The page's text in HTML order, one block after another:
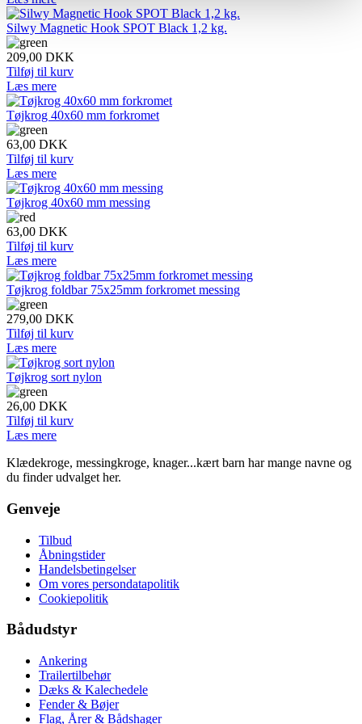
Silwy Magnetic Hook SPOT Black 1,2 kg.
209,00 DKK
Tilføj til kurv
Læs mere
Tøjkrog 40x60 mm forkromet
63,00 DKK
Tilføj til kurv
Læs mere
Tøjkrog 40x60 mm messing
63,00 DKK
Tilføj til kurv
Læs mere
Tøjkrog foldbar 75x25mm forkromet messing
279,00 DKK
Tilføj til kurv
Læs mere
Tøjkrog sort nylon
26,00 DKK
Tilføj til kurv
Læs mere
Klædekroge, messingkroge, knager...kært barn har mange navne og
du finder udvalget her.
Genveje
Tilbud
Åbningstider
Handelsbetingelser
Om vores persondatapolitik
Cookiepolitik
Bådudstyr
Ankering
Trailertilbehør
Dæks & Kalechedele
Fender & Bøjer
Flag, Årer & Bådshager